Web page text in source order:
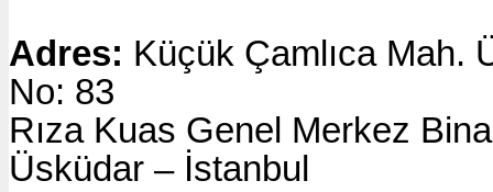
19 Temmuz 2026